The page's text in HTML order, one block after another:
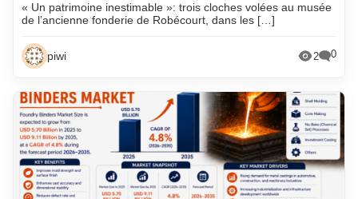
« Un patrimoine inestimable »: trois cloches volées au musée
de l’ancienne fonderie de Robécourt, dans les […]
piwi 2 0